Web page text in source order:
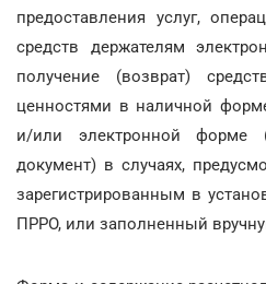
предоставления услуг,
средств держателям
получение (возврат)
ценностями в наличной
и/или электронной форме
документ) в случаях,
зарегистрированным в
ПРРО, или заполненный